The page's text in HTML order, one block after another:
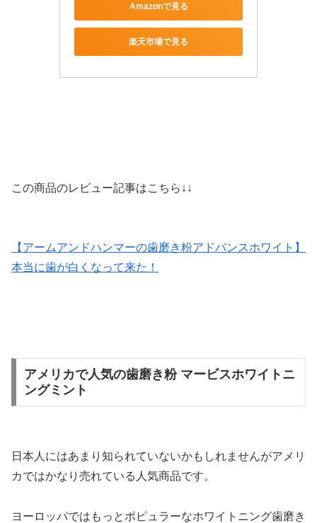
Amazonで見る
楽天市場で見る
この商品のレビュー記事はこちら↓↓
【アームアンドハンマーの歯磨き粉アドバンスホワイト】
本当に歯が白くなって来た！
アメリカで人気の歯磨き粉 マービスホワイトニ
ングミント
日本人にはあまり知られていないかもしれませんがアメリ
カではかなり売れている人気商品です。
ヨーロッパではもっとポピュラーなホワイトニング歯磨き